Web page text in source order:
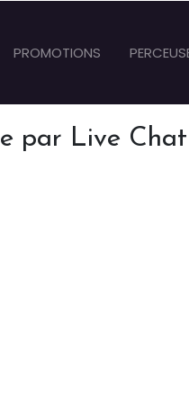
PROMOTIONS
par Live Chat